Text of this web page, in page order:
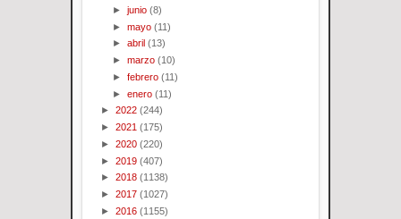
►junio (8)
►mayo (11)
►abril (13)
►marzo (10)
►febrero (11)
►enero (11)
► 2022 (244)
► 2021 (175)
► 2020 (220)
► 2019 (407)
► 2018 (1138)
► 2017 (1027)
► 2016 (1155)